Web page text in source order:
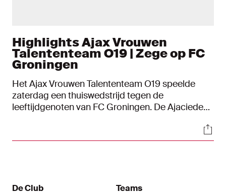
Highlights Ajax Vrouwen
Talententeam O19 | Zege op FC
Groningen
Het Ajax Vrouwen Talententeam O19 speelde
zaterdag een thuiswedstrijd tegen de
leeftijdgenoten van FC Groningen. De Ajacieden
zege. Elisa van Dijk was met twee doelpunten de
topschutter bij de thuisploeg. Sophie van Hunnik
De Club
Teams